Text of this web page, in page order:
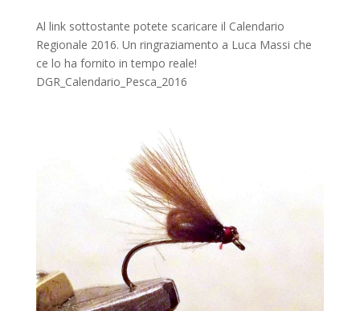
Al link sottostante potete scaricare il Calendario
Regionale 2016. Un ringraziamento a Luca Massi che
ce lo ha fornito in tempo reale!
DGR_Calendario_Pesca_2016